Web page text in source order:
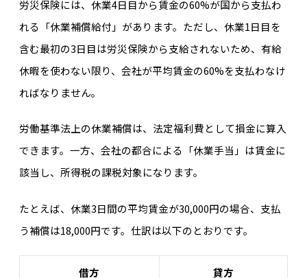
労災保険には、休業4日目から賃金の60%が国から支払わ
れる「休業補償給付」があります。ただし、休業1日目を
含む最初の3日目は労災保険から支給されないため、有給
休暇を使わない限り、会社が平均賃金の60%を支払わなけ
ればなりません。
労働基準法上の休業補償は、法定福利費として損金に算入
できます。一方、会社の都合による「休業手当」は賃金に
該当し、所得税の課税対象になります。
たとえば、休業3日間の平均賃金が30,000円の場合、支払
う補償は18,000円です。仕訳は以下のとおりです。
借方 貸方